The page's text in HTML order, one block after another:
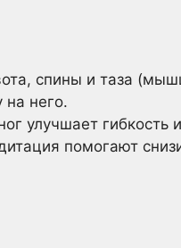
спины и таза
на него.
улучшает гибкость
помогают